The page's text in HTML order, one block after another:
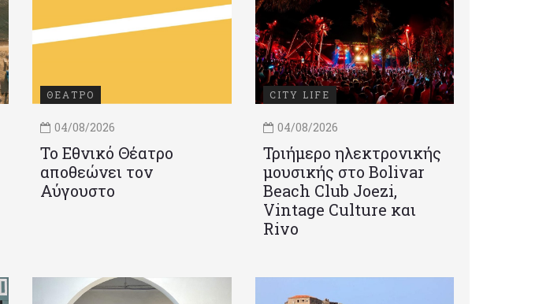
ΘΕΑΤΡΟ
04/08/2026
Το Εθνικό Θέατρο
αποθεώνει τον
Αύγουστο
CITY LIFE
04/08/2026
Τριήμερο ηλεκτρονικής
μουσικής στο Bolivar
Beach Club Joezi,
Vintage Culture και
Rivo